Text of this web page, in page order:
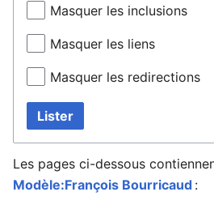
Masquer les inclusions
Masquer les liens
Masquer les redirections
Lister
Les pages ci-dessous
Modèle:François Bourricaud :